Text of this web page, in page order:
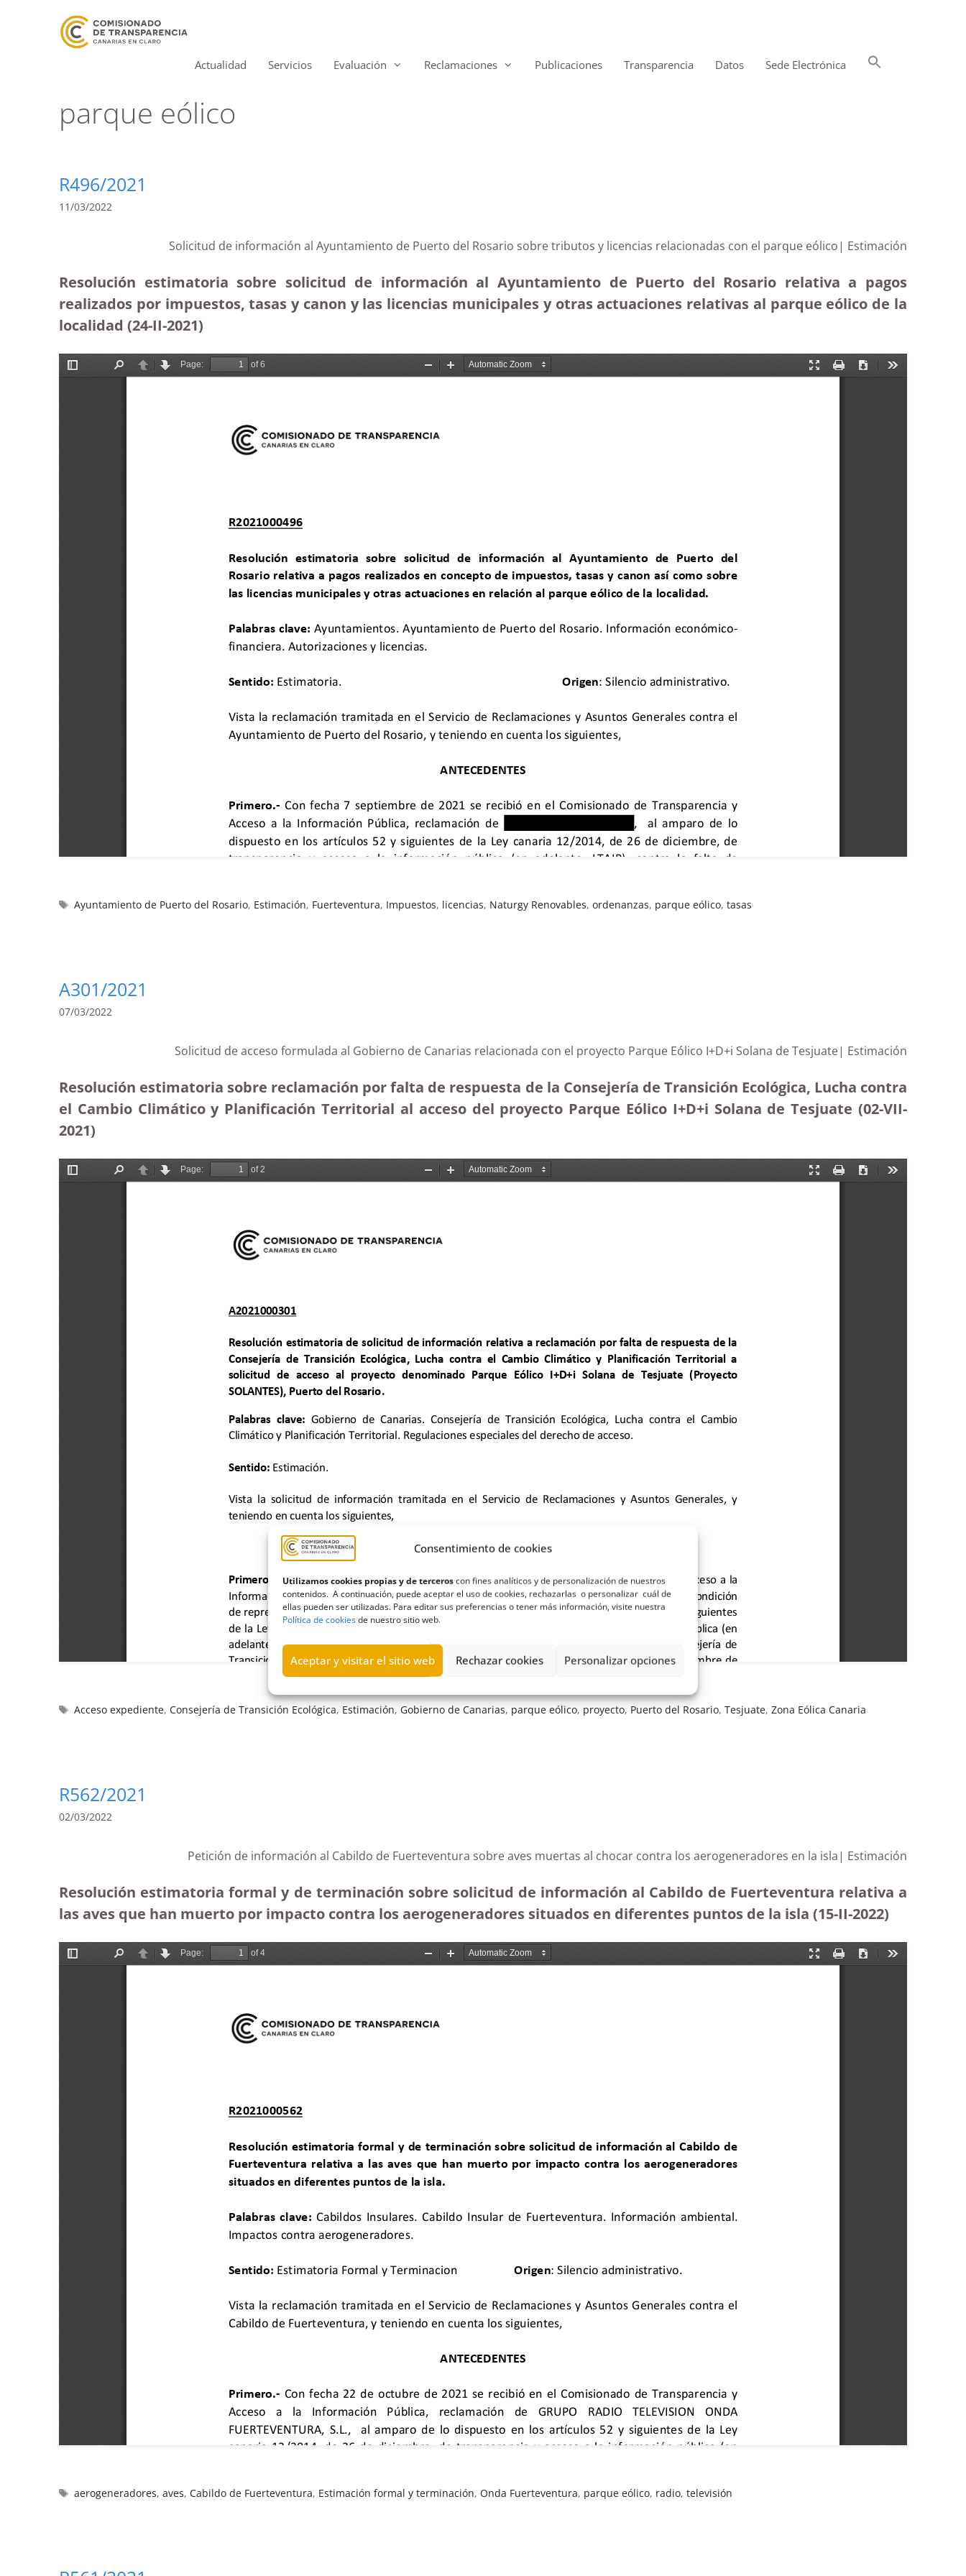
Consentimiento de cookies
Utilizamos cookies propias y de terceroscon fines analíticos y de personalización de nuestros
contenidos. A continuación, puede aceptar el uso de cookies, rechazarlas o personalizar cuál de
ellas pueden ser utilizadas. Para editar sus preferencias o tener más información, visite nuestra
Política de cookiesde nuestro sitio web.
Aceptar y visitar el sitio web Rechazar cookies Personalizar opciones
Actualidad Servicios Evaluación Reclamaciones Publicaciones Transparencia Datos Sede Electrónica
parque eólico
R496/2021
11/03/2022
Solicitud de información al Ayuntamiento de Puerto del Rosario sobre tributos y licencias relacionadas con el parque eólico| Estimación
Resolución estimatoria sobre solicitud de información al Ayuntamiento de Puerto del Rosario relativa a pagos
realizados por impuestos, tasas y canon y las licencias municipales y otras actuaciones relativas al parque eólico de la
localidad (24-II-2021)
Ayuntamiento de Puerto del Rosario, Estimación, Fuerteventura, Impuestos, licencias, Naturgy Renovables,ordenanzas, parque eólico,tasas
A301/2021
07/03/2022
Solicitud de acceso formulada al Gobierno de Canarias relacionada con el proyecto Parque Eólico I+D+i Solana de Tesjuate| Estimación
Resolución estimatoria sobre reclamación por falta de respuesta de la Consejería de Transición Ecológica, Lucha contra
el Cambio Climático y Planificación Territorial al acceso del proyecto Parque Eólico I+D+i Solana de Tesjuate (02-VII-
2021)
Acceso expediente,Consejería de Transición Ecológica, Estimación, Gobierno de Canarias, parque eólico, proyecto, Puerto del Rosario,Tesjuate,Zona Eólica Canaria
R562/2021
02/03/2022
Petición de información al Cabildo de Fuerteventura sobre aves muertas al chocar contra los aerogeneradores en la isla| Estimación
Resolución estimatoria formal y de terminación sobre solicitud de información al Cabildo de Fuerteventura relativa a
las aves que han muerto por impacto contra los aerogeneradores situados en diferentes puntos de la isla (15-II-2022)
aerogeneradores,aves,Cabildo de Fuerteventura, Estimación formal y terminación,Onda Fuerteventura, parque eólico, radio,televisión